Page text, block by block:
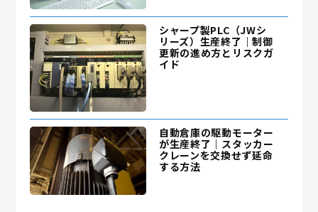
シャープ製PLC（JWシ
リーズ）生産終了｜制御
更新の進め方とリスクガ
イド
自動倉庫の駆動モーター
が生産終了｜スタッカー
クレーンを交換せず延命
する方法